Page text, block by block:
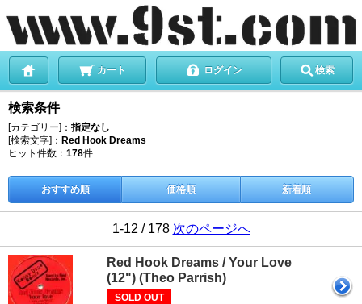
カート ログイン 検索
検索条件
[カテゴリー]： 指定なし
[検索文字]： Red Hook Dreams
ヒット件数： 178件
おすすめ順 価格順 新着順
1-12 / 178 次のページへ
Red Hook Dreams / Your Love
(12") (Theo Parrish)
SOLD OUT